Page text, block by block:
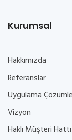
Kurumsal
Hakkımızda
Referanslar
Uygulama
Vizyon
Haklı Müşteri Hattı